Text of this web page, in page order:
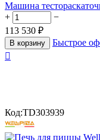
Машина
+
−
113 530 ₽
В корзину
Быстрое

Код:TD303939